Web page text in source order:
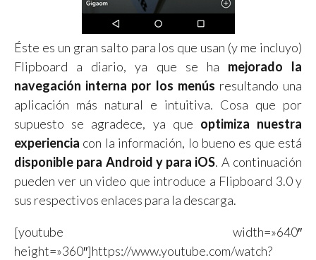
Éste es un gran salto para los que usan (y me incluyo)
Flipboard a diario, ya que se ha mejorado la
navegación interna por los menús resultando una
aplicación más natural e intuitiva. Cosa que por
supuesto se agradece, ya que optimiza nuestra
experiencia con la información, lo bueno es que está
disponible para Android y para iOS. A continuación
pueden ver un video que introduce a Flipboard 3.0 y
sus respectivos enlaces para la descarga.
[youtube width=»640″
height=»360″]https://www.youtube.com/watch?